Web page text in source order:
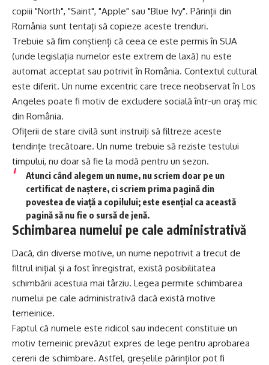
copiii "North", "Saint", "Apple" sau "Blue Ivy". Părinții din
România sunt tentați să copieze aceste trenduri.
Trebuie să fim conștienți că ceea ce este permis în SUA
(unde legislația numelor este extrem de laxă) nu este
automat acceptat sau potrivit în România. Contextul cultural
este diferit. Un nume excentric care trece neobservat în Los
Angeles poate fi motiv de excludere socială într-un oraș mic
din România.
Ofițerii de stare civilă sunt instruiți să filtreze aceste
tendințe trecătoare. Un nume trebuie să reziste testului
timpului, nu doar să fie la modă pentru un sezon.
Atunci când alegem un nume, nu scriem doar pe un
certificat de naștere, ci scriem prima pagină din
povestea de viață a copilului; este esențial ca această
pagină să nu fie o sursă de jenă.
Schimbarea numelui pe cale administrativă
Dacă, din diverse motive, un nume nepotrivit a trecut de
filtrul inițial și a fost înregistrat, există posibilitatea
schimbării acestuia mai târziu. Legea permite schimbarea
numelui pe cale administrativă dacă există motive
temeinice.
Faptul că numele este ridicol sau indecent constituie un
motiv temeinic prevăzut expres de lege pentru aprobarea
cererii de schimbare. Astfel, greșelile părinților pot fi